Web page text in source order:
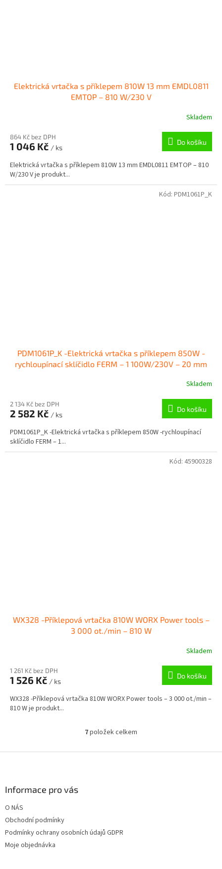
Elektrická vrtačka s příklepem 810W 13 mm EMDL0811
EMTOP – 810 W/230 V
Skladem
864 Kč bez DPH
1 046 Kč / ks
Do košíku
Elektrická vrtačka s příklepem 810W 13 mm EMDL0811 EMTOP – 810
W/230 V je produkt...
PDM1061P_K -Elektrická vrtačka s příklepem 850W -
rychloupínací sklíčidlo FERM – 1 100W/230V – 20 mm
Skladem
2 134 Kč bez DPH
2 582 Kč / ks
Do košíku
PDM1061P_K -Elektrická vrtačka s příklepem 850W -rychloupínací
sklíčidlo FERM – 1...
Kód: PDM1061P_K
WX328 -Příklepová vrtačka 810W WORX Power tools –
3 000 ot./min – 810 W
Skladem
1 261 Kč bez DPH
1 526 Kč / ks
Do košíku
WX328 -Příklepová vrtačka 810W WORX Power tools – 3 000 ot./min –
810 W je produkt...
Kód: 45900328
O
l
v
7položek celkem
Informace pro vás
O NÁS
Obchodní podmínky
Podmínky ochrany osobních údajů GDPR
Moje objednávka